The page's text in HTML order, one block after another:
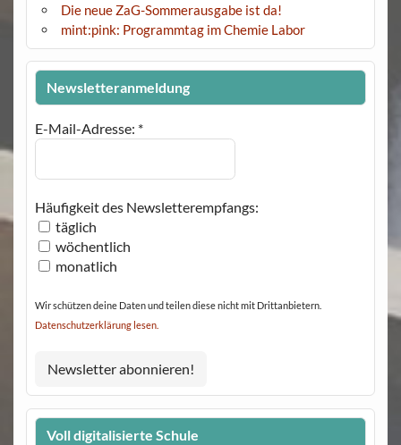
Die neue ZaG-Sommerausgabe ist da!
mint:pink: Programmtag im Chemie Labor
Newsletteranmeldung
E-Mail-Adresse: *
Häufigkeit des Newsletterempfangs:
täglich
wöchentlich
monatlich
Wir schützen deine Daten und teilen diese nicht mit Drittanbietern.
Datenschutzerklärung lesen.
Voll digitalisierte Schule